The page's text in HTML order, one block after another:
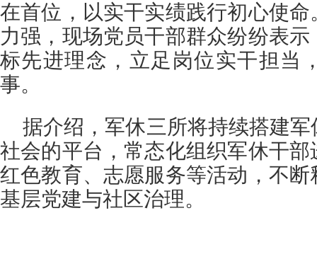
在首位，以实干实绩践行初心使
力强，现场党员干部群众纷纷表
标先进理念，立足岗位实干担当
事。
据介绍，军休三所将持续搭建
社会的平台，常态化组织军休干
红色教育、志愿服务等活动，不
基层党建与社区治理。